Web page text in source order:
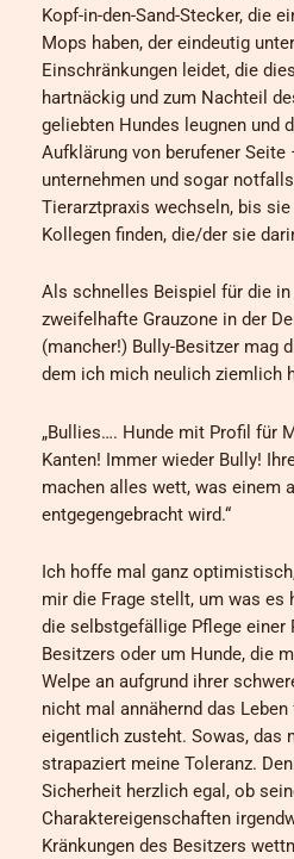
Kopf-in-den-Sand-Stecker, die
Mops haben, der eindeutig
Einschränkungen leidet, die
hartnäckig und zum Nachteil
geliebten Hundes leugnen und
Aufklärung von berufener Seite
unternehmen und sogar
Tierarztpraxis wechseln, bis
Kollegen finden, die/der sie
Als schnelles Beispiel für die in
zweifelhafte Grauzone in der
(mancher!) Bully-Besitzer mag
dem ich mich neulich ziemlich
„Bullies…. Hunde mit Profil für
Kanten! Immer wieder Bully!
machen alles wett, was einem
entgegengebracht wird.“
Ich hoffe mal ganz
mir die Frage stellt, um was es
die selbstgefällige Pflege einer
Besitzers oder um Hunde, die
Welpe an aufgrund ihrer
nicht mal annähernd das
eigentlich zusteht. Sowas, das
strapaziert meine Toleranz.
Sicherheit herzlich egal, ob
Charaktereigenschaften
Kränkungen des Besitzers